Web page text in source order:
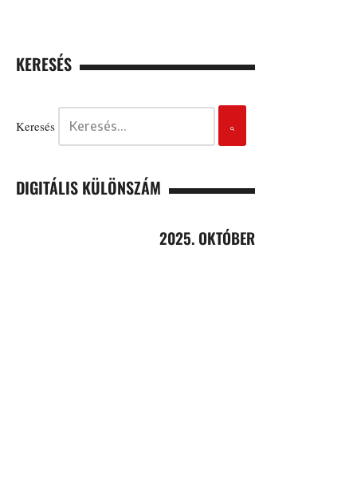
KERESÉS
Keresés
DIGITÁLIS KÜLÖNSZÁM
2025. OKTÓBER